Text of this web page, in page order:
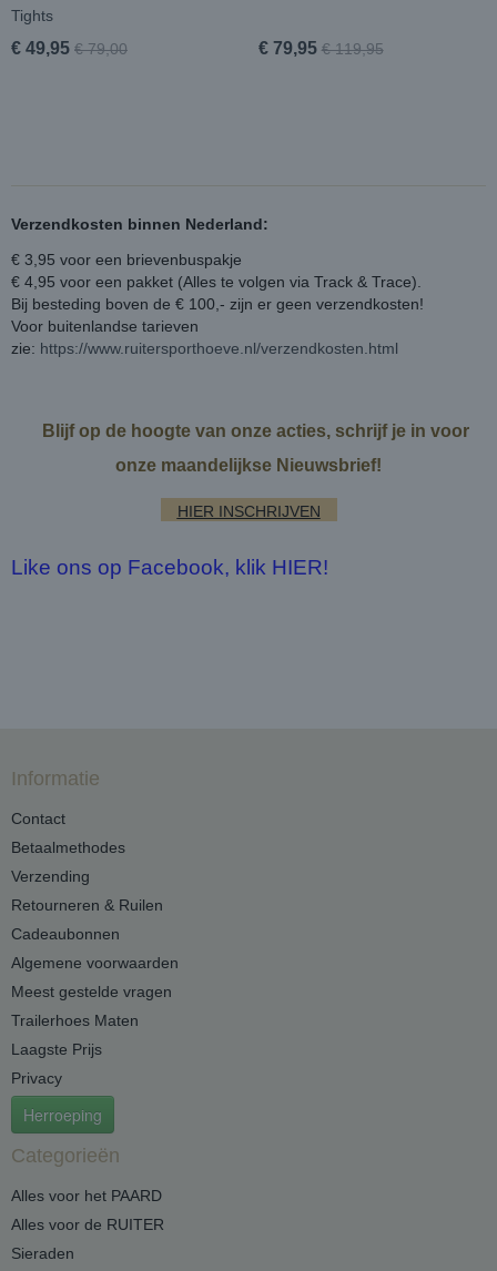
Tights
€ 49,95 € 79,00 € 79,95 € 119,95
Verzendkosten binnen Nederland:
€ 3,95 voor een brievenbuspakje
€ 4,95 voor een pakket (Alles te volgen via Track & Trace).
Bij besteding boven de € 100,- zijn er geen verzendkosten!
Voor buitenlandse tarieven
zie: https://www.ruitersporthoeve.nl/verzendkosten.html
Blijf op de hoogte van onze acties, schrijf je in voor
onze maandelijkse Nieuwsbrief!
HIER INSCHRIJVEN
Like ons op Facebook, klik HIER!
Informatie
Contact
Betaalmethodes
Verzending
Retourneren & Ruilen
Cadeaubonnen
Algemene voorwaarden
Meest gestelde vragen
Trailerhoes Maten
Laagste Prijs
Privacy
Herroeping
Categorieën
Alles voor het PAARD
Alles voor de RUITER
Sieraden